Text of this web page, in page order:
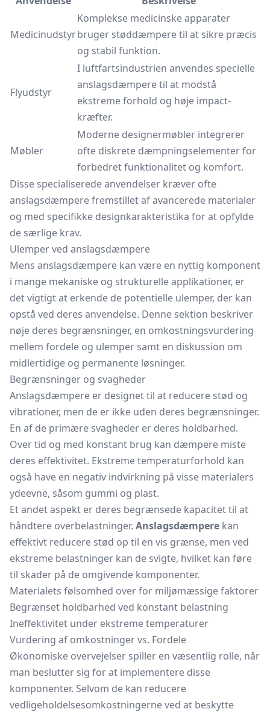
Medicinudstyr
Komplekse medicinske apparater
bruger støddæmpere til at sikre præcis
og stabil funktion.
Flyudstyr
I luftfartsindustrien anvendes specielle
anslagsdæmpere til at modstå
ekstreme forhold og høje impact-
kræfter.
Møbler
Moderne designermøbler integrerer
ofte diskrete dæmpningselementer for
forbedret funktionalitet og komfort.
Disse specialiserede anvendelser kræver ofte
anslagsdæmpere fremstillet af avancerede materialer
og med specifikke designkarakteristika for at opfylde
de særlige krav.
Ulemper ved anslagsdæmpere
Mens anslagsdæmpere kan være en nyttig komponent
i mange mekaniske og strukturelle applikationer, er
det vigtigt at erkende de potentielle ulemper, der kan
opstå ved deres anvendelse. Denne sektion beskriver
nøje deres begrænsninger, en omkostningsvurdering
mellem fordele og ulemper samt en diskussion om
midlertidige og permanente løsninger.
Begrænsninger og svagheder
Anslagsdæmpere er designet til at reducere stød og
vibrationer, men de er ikke uden deres begrænsninger.
En af de primære svagheder er deres holdbarhed.
Over tid og med konstant brug kan dæmpere miste
deres effektivitet. Ekstreme temperaturforhold kan
også have en negativ indvirkning på visse materialers
ydeevne, såsom gummi og plast.
Et andet aspekt er deres begrænsede kapacitet til at
håndtere overbelastninger. Anslagsdæmpere kan
effektivt reducere stød op til en vis grænse, men ved
ekstreme belastninger kan de svigte, hvilket kan føre
til skader på de omgivende komponenter.
Materialets følsomhed over for miljømæssige faktorer
Begrænset holdbarhed ved konstant belastning
Ineffektivitet under ekstreme temperaturer
Vurdering af omkostninger vs. Fordele
Økonomiske overvejelser spiller en væsentlig rolle, når
man beslutter sig for at implementere disse
komponenter. Selvom de kan reducere
vedligeholdelsesomkostningerne ved at beskytte